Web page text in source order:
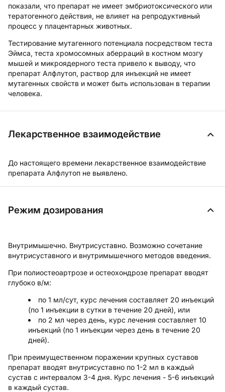
показали, что препарат не имеет эмбриотоксического или
тератогенного действия, не влияет на репродуктивный
процесс у плацентарных животных.
Тестирование мутагенного потенциала посредством теста
Эймса, теста хромосомных аберраций в костном мозгу
мышей и микроядерного теста привело к выводу, что
препарат Алфлутоп, раствор для инъекций не имеет
мутагенных свойств и может быть использован в терапии
человека.
Лекарственное взаимодействие
До настоящего времени лекарственное взаимодействие
препарата Алфлутоп не выявлено.
Режим дозирования
Внутримышечно. Внутрисуставно. Возможно сочетание
внутрисуставного и внутримышечного методов введения.
При полиостеоартрозе и остеохондрозе препарат вводят
глубоко в/м:
по 1 мл/сут, курс лечения составляет 20 инъекций
(по 1 инъекции в сутки в течение 20 дней), или
по 2 мл через день, курс лечения составляет 10
инъекций (по 1 инъекции через день в течение 20
дней).
При преимущественном поражении крупных суставов
препарат вводят внутрисуставно по 1-2 мл в каждый
сустав с интервалом 3-4 дня. Курс лечения - 5-6 инъекций
в каждый сустав.